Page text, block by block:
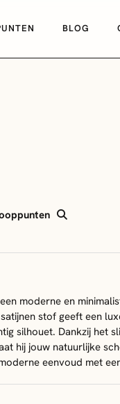
BLOG
moderne en
stof geeft een
silhouet. Dankzij het
hij jouw natuurlijke
eenvoud met